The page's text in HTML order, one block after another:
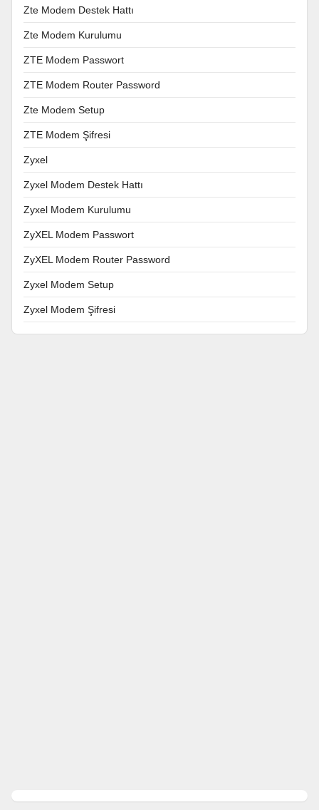
Zte Modem Destek Hattı
Zte Modem Kurulumu
ZTE Modem Passwort
ZTE Modem Router Password
Zte Modem Setup
ZTE Modem Şifresi
Zyxel
Zyxel Modem Destek Hattı
Zyxel Modem Kurulumu
ZyXEL Modem Passwort
ZyXEL Modem Router Password
Zyxel Modem Setup
Zyxel Modem Şifresi